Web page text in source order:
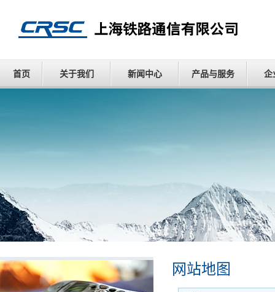
首页 关于我们 新闻中心 产品与服务 企
网站地图